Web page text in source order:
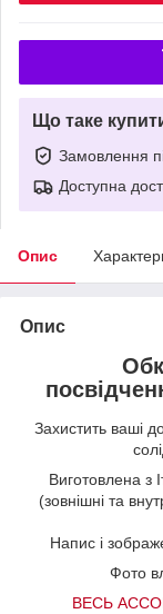
Що таке
Замовлення
Доступна
Опис
Опис
Захистить ваші
Виготовлена з
(зовнішні та
Напис і
Фото
ВЕСЬ